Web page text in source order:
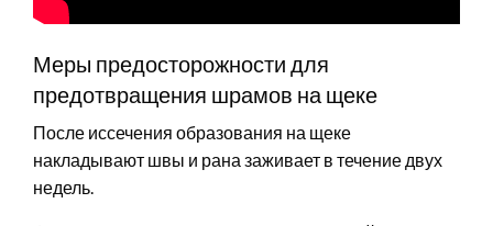
Меры предосторожности для
предотвращения шрамов на щеке
После иссечения образования на щеке
накладывают швы и рана заживает в течение двух
недель.